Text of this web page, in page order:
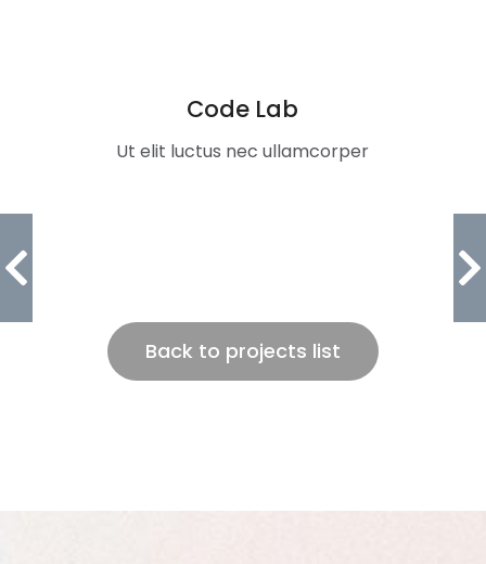
Code Lab
Ut elit luctus nec ullamcorper
Back to projects list